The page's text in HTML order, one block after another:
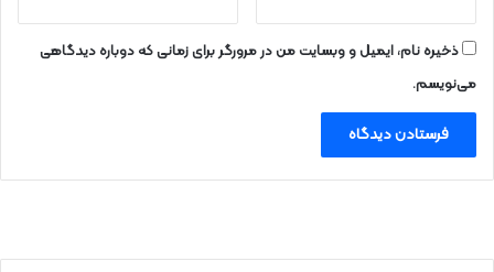
ذخیره نام، ایمیل و وبسایت من در مرورگر برای زمانی که دوباره دیدگاهی
می‌نویسم.